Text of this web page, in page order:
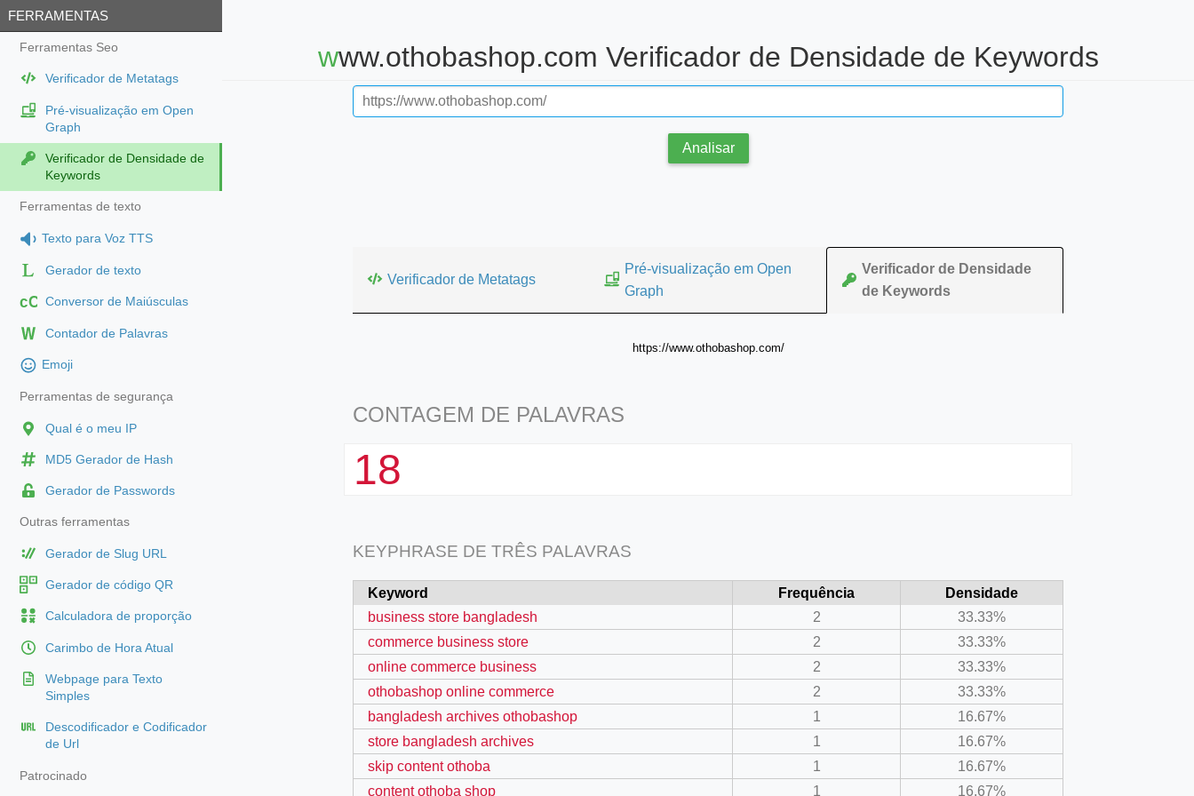
FERRAMENTAS
Ferramentas Seo
Verificador de Metatags
Pré-visualização em Open
Graph
Verificador de Densidade de
Keywords
Ferramentas de texto
Texto para Voz TTS
Gerador de texto
cC Conversor de Maiúsculas
Contador de Palavras
Emoji
Perramentas de segurança
Qual é o meu IP
MD5 Gerador de Hash
Gerador de Passwords
Outras ferramentas
Gerador de Slug URL
Gerador de código QR
Calculadora de proporção
Carimbo de Hora Atual
Webpage para Texto
Simples
Descodificador e Codificador
de Url
Patrocinado
www.othobashop.com Verificador de Densidade de Keywords
Analisar
Verificador de Metatags
Pré-visualização em Open
Graph
Verificador de Densidade
de Keywords
https://www.othobashop.com/
CONTAGEM DE PALAVRAS
18
KEYPHRASE DE TRÊS PALAVRAS
Keyword Frequência
Densidade
business store bangladesh
2
33.33%
commerce business store
2
33.33%
online commerce business
2
33.33%
othobashop online commerce
2
33.33%
bangladesh archives othobashop
1
16.67%
store bangladesh archives
1
16.67%
skip content othoba
1
16.67%
content othoba shop
1 16.67%